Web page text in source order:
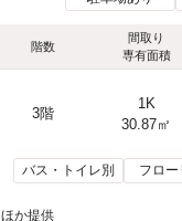
階数
間取り
専有面積
3階
1K
30.87㎡
バス・トイレ別 フロ
ほか提供